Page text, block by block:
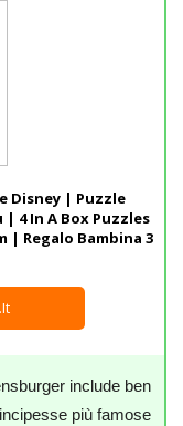
Disney | Puzzle
4 In A Box Puzzles
| Regalo Bambina 3
include ben
più famose